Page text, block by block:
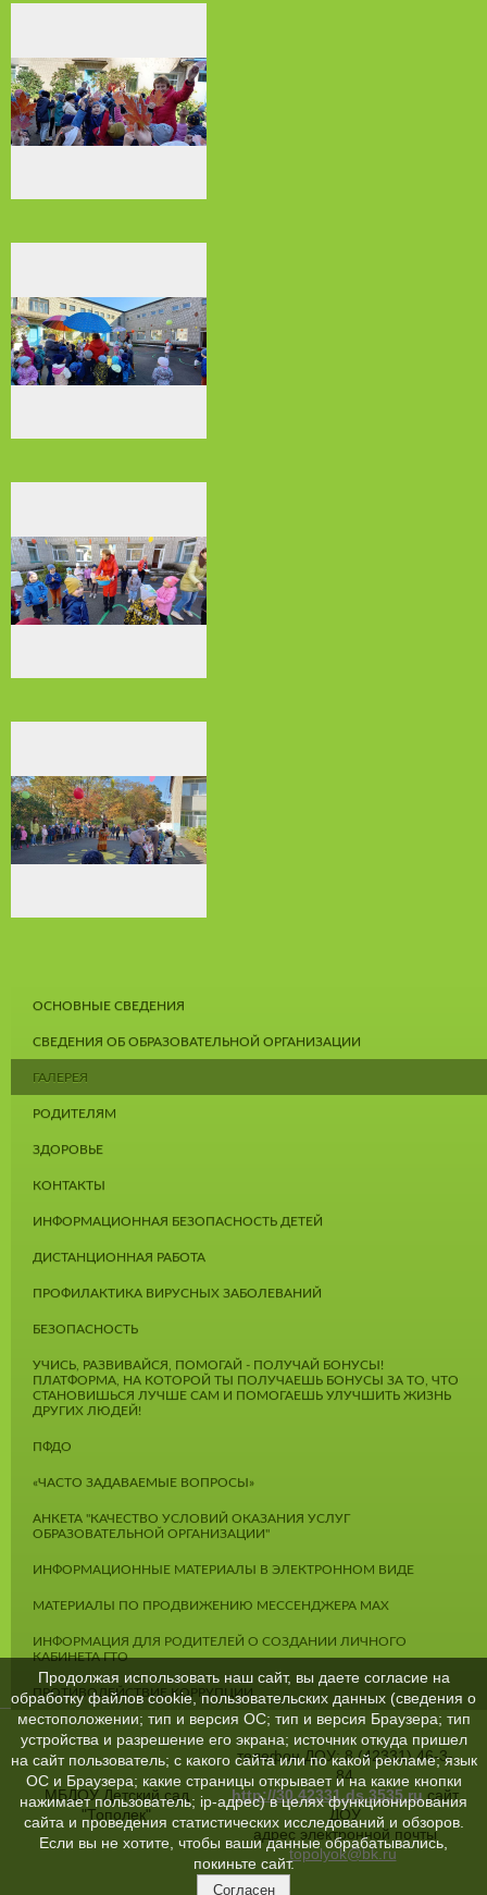
ОСНОВНЫЕ СВЕДЕНИЯ
СВЕДЕНИЯ ОБ ОБРАЗОВАТЕЛЬНОЙ ОРГАНИЗАЦИИ
ГАЛЕРЕЯ
РОДИТЕЛЯМ
ЗДОРОВЬЕ
КОНТАКТЫ
ИНФОРМАЦИОННАЯ БЕЗОПАСНОСТЬ ДЕТЕЙ
ДИСТАНЦИОННАЯ РАБОТА
ПРОФИЛАКТИКА ВИРУСНЫХ ЗАБОЛЕВАНИЙ
БЕЗОПАСНОСТЬ
УЧИСЬ, РАЗВИВАЙСЯ, ПОМОГАЙ - ПОЛУЧАЙ БОНУСЫ!
ПЛАТФОРМА, НА КОТОРОЙ ТЫ ПОЛУЧАЕШЬ БОНУСЫ ЗА ТО, ЧТО
СТАНОВИШЬСЯ ЛУЧШЕ САМ И ПОМОГАЕШЬ УЛУЧШИТЬ ЖИЗНЬ
ДРУГИХ ЛЮДЕЙ!
ПФДО
«ЧАСТО ЗАДАВАЕМЫЕ ВОПРОСЫ»
АНКЕТА "КАЧЕСТВО УСЛОВИЙ ОКАЗАНИЯ УСЛУГ
ОБРАЗОВАТЕЛЬНОЙ ОРГАНИЗАЦИИ"
ИНФОРМАЦИОННЫЕ МАТЕРИАЛЫ В ЭЛЕКТРОННОМ ВИДЕ
МАТЕРИАЛЫ ПО ПРОДВИЖЕНИЮ МЕССЕНДЖЕРА MAX
ИНФОРМАЦИЯ ДЛЯ РОДИТЕЛЕЙ О СОЗДАНИИ ЛИЧНОГО
КАБИНЕТА ГТО
ПРОТИВОДЕЙСТВИЕ КОРРУПЦИИ
МБДОУ Детский сад
"Тополек"
телефон ДОУ: 8 (42331) 46-3-
84
http://30.42331.ds.3535.ruсайт
ДОУ
адрес электронной почты
topolyok@bk.ru
Продолжая использовать наш сайт, вы даете согласие на
обработку файлов cookie, пользовательских данных (сведения о
местоположении; тип и версия ОС; тип и версия Браузера; тип
устройства и разрешение его экрана; источник откуда пришел
на сайт пользователь; с какого сайта или по какой рекламе; язык
ОС и Браузера; какие страницы открывает и на какие кнопки
нажимает пользователь; ip-адрес) в целях функционирования
сайта и проведения статистических исследований и обзоров.
Если вы не хотите, чтобы ваши данные обрабатывались,
покиньте сайт.
Согласен